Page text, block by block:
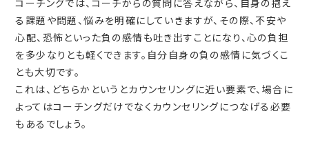
る課題や問題、悩みを明確にしていきますが、その際、不安や
心配、恐怖といった負の感情も吐き出すことになり、心の負担
を多少なりとも軽くできます。自分自身の負の感情に気づくこ
とも大切です。
これは、どちらかというとカウンセリングに近い要素で、場合に
よってはコーチングだけでなくカウンセリングにつなげる必要
もあるでしょう。